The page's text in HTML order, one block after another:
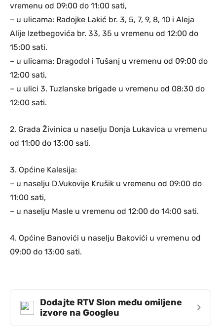
vremenu od 09:00 do 11:00 sati,
– u ulicama: Radojke Lakić br. 3, 5, 7, 9, 8, 10 i Aleja
Alije Izetbegovića br. 33, 35 u vremenu od 12:00 do
15:00 sati.
– u ulicama: Dragodol i Tušanj u vremenu od 09:00 do
12:00 sati,
– u ulici 3. Tuzlanske brigade u vremenu od 08:30 do
12:00 sati.
2. Grada Živinica u naselju Donja Lukavica u vremenu
od 11:00 do 13:00 sati.
3. Općine Kalesija:
– u naselju D.Vukovije Krušik u vremenu od 09:00 do
11:00 sati,
– u naselju Masle u vremenu od 12:00 do 14:00 sati.
4. Općine Banovići u naselju Bakovići u vremenu od
09:00 do 13:00 sati.
Dodajte RTV Slon među omiljene
izvore na Googleu
›